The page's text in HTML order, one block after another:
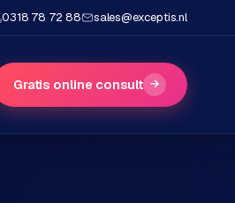
0318 78 72 88 sales@exceptis.nl
Gratis online consult →